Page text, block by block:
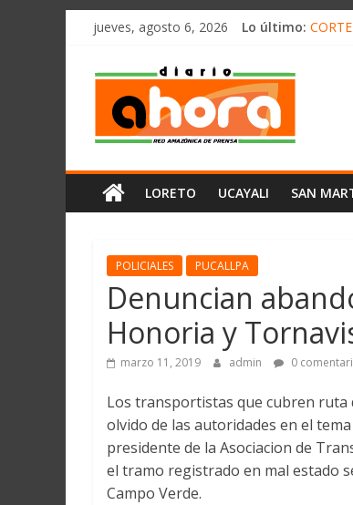
олимп казино
Saltarjueves, agosto 6, 2026 Lo último:
Diario
Ahora
Cadena
Amazónica
de
Noticias
del
Perú,
Mundo
Ucayali,
San
Martín
Loreto
LORETO UCAYALI SAN
POLICIALES PUCALLPA
Denuncian
Honoria y
marzo 11, 2019 admin 0
Los transportistas que cubren ruta
olvido de las autoridades en el
presidente de la Asociacion de
el tramo registrado en mal estado
Campo Verde.